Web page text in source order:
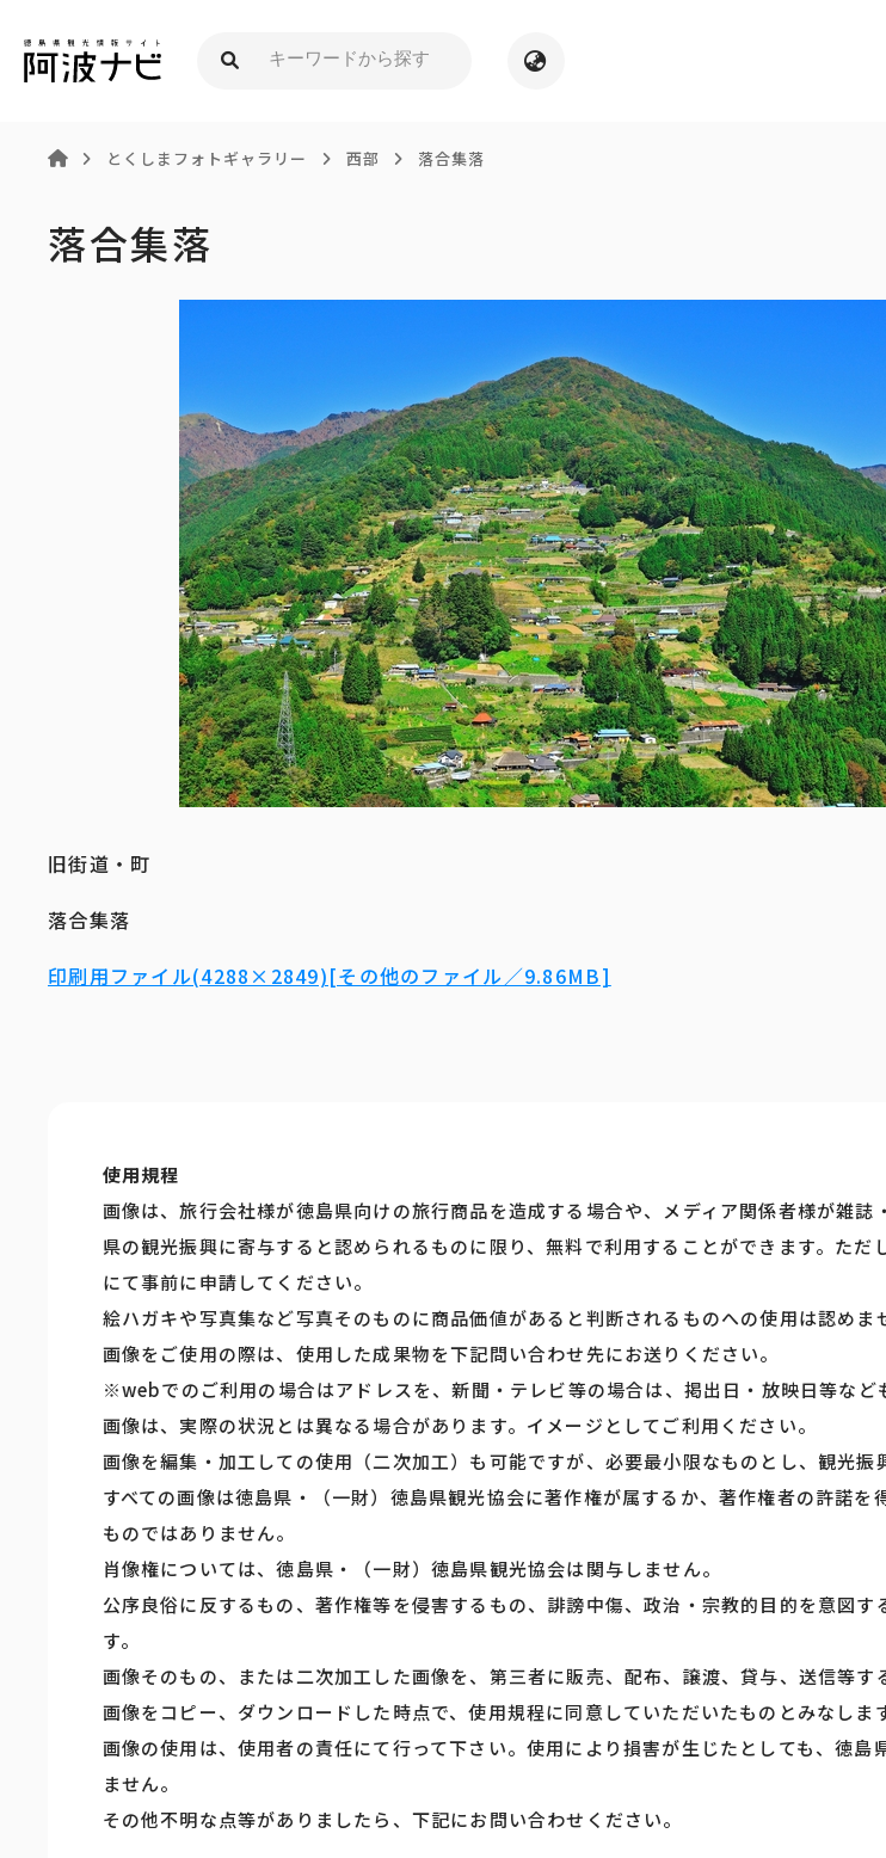
とくしまフォトギャラリー 西部 落合集落
落合集落
旧街道・町
落合集落
印刷用ファイル(4288×2849)[その他のファイル／9.86MB]
使用規程
画像は、旅行会社様が徳島県向けの旅行商品を造成する場合や、メディア関係者様が雑
県の観光振興に寄与すると認められるものに限り、無料で利用することができます。た
にて事前に申請してください。
絵ハガキや写真集など写真そのものに商品価値があると判断されるものへの使用は認めま
画像をご使用の際は、使用した成果物を下記問い合わせ先にお送りください。
※webでのご利用の場合はアドレスを、新聞・テレビ等の場合は、掲出日・放映日等など
画像は、実際の状況とは異なる場合があります。イメージとしてご利用ください。
画像を編集・加工しての使用（二次加工）も可能ですが、必要最小限なものとし、観光振
すべての画像は徳島県・（一財）徳島県観光協会に著作権が属するか、著作権者の許諾
ものではありません。
肖像権については、徳島県・（一財）徳島県観光協会は関与しません。
公序良俗に反するもの、著作権等を侵害するもの、誹謗中傷、政治・宗教的目的を意図
す。
画像そのもの、または二次加工した画像を、第三者に販売、配布、譲渡、貸与、送信等す
画像をコピー、ダウンロードした時点で、使用規程に同意していただいたものとみなします
画像の使用は、使用者の責任にて行って下さい。使用により損害が生じたとしても、徳
ません。
その他不明な点等がありましたら、下記にお問い合わせください。